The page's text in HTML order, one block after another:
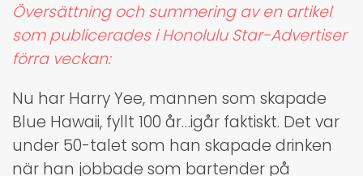
Översättning och summering av en artikel
som publicerades i Honolulu Star-Advertiser
förra veckan:
Nu har Harry Yee, mannen som skapade
Blue Hawaii, fyllt 100 år…igår faktiskt. Det var
under 50-talet som han skapade drinken
när han jobbade som bartender på